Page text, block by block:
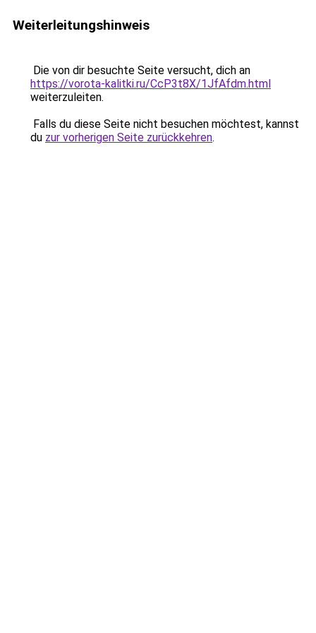
Weiterleitungshinweis
Die von dir besuchte Seite versucht, dich an
https://vorota-kalitki.ru/CcP3t8X/1JfAfdm.html
weiterzuleiten.
Falls du diese Seite nicht besuchen möchtest, kannst
du zur vorherigen Seite zurückkehren.